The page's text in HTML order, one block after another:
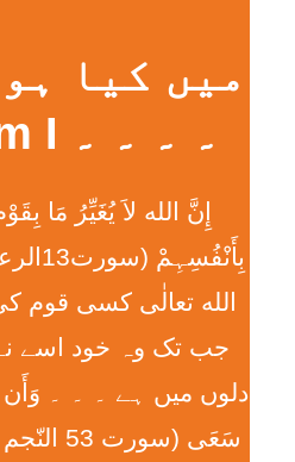
میں کیا
۔ ۔ ۔ ۔ What Am I
إِنَّ الله لاَ يُغَيِّرُ مَا
الله تعالٰی کسی قوم
جب تک وہ خود اسے
دلوں میں ہے ۔ ۔ ۔ وَأَن